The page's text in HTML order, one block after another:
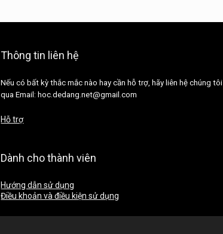
Thông tin liên hệ
Nếu có bất kỳ thắc mắc nào hay cần hỗ trợ, hãy liên hệ chúng tôi
qua Email: hoc.dedang.net@gmail.com
Hỗ trợ
Dành cho thành viên
Hướng dẫn sử dụng
Điều khoản và điều kiện sử dụng